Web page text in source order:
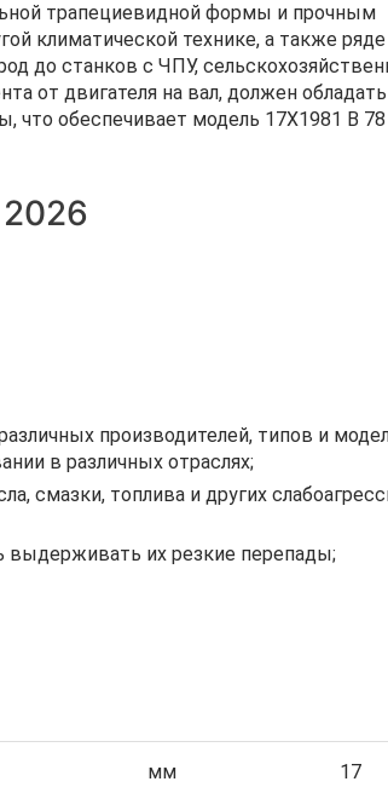
трапециевидной формы и прочным
климатической технике, а также
до станков с ЧПУ,
от двигателя на вал, должен обладать
обеспечивает модель 17Х1981 B
производителей, типов и
в различных отраслях;
смазки, топлива и других
выдерживать их резкие перепады;
мм 17